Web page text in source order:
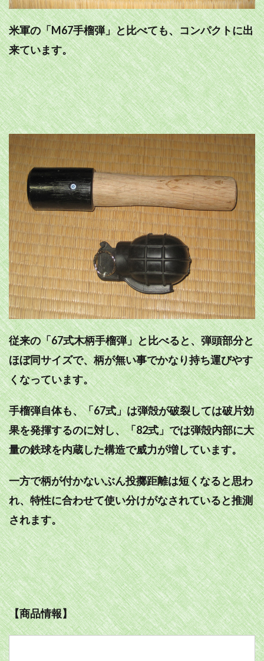
米軍の「M67手榴弾」と比べても、コンパクトに出
来ています。
従来の「67式木柄手榴弾」と比べると、弾頭部分と
ほぼ同サイズで、柄が無い事でかなり持ち運びやす
くなっています。
手榴弾自体も、「67式」は弾殻が破裂しては破片効
果を発揮するのに対し、「82式」では弾殻内部に大
量の鉄球を内蔵した構造で威力が増しています。
一方で柄が付かないぶん投擲距離は短くなると思わ
れ、特性に合わせて使い分けがなされていると推測
されます。
【商品情報】